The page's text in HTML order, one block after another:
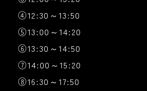
④12:30～13:50
⑤13:00～14:20
⑥13:30～14:50
⑦14:00～15:20
⑧16:30～17:50